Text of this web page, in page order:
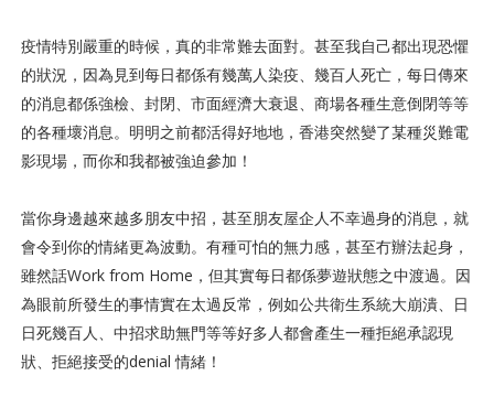
疫情特別嚴重的時候，真的非常難去面對。甚至我自己都出現恐懼
的狀況，因為見到每日都係有幾萬人染疫、幾百人死亡，每日傳來
的消息都係強檢、封閉、市面經濟大衰退、商場各種生意倒閉等等
的各種壞消息。明明之前都活得好地地，香港突然變了某種災難電
影現場，而你和我都被強迫參加！
當你身邊越來越多朋友中招，甚至朋友屋企人不幸過身的消息，就
會令到你的情緒更為波動。有種可怕的無力感，甚至冇辦法起身，
雖然話Work from Home，但其實每日都係夢遊狀態之中渡過。因
為眼前所發生的事情實在太過反常，例如公共衛生系統大崩潰、日
日死幾百人、中招求助無門等等好多人都會產生一種拒絕承認現
狀、拒絕接受的denial 情緒！